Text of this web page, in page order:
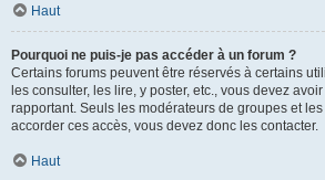
Haut
Pourquoi ne puis-je pas accéder à un forum ?
Certains forums peuvent être réservés à certains
les consulter, les lire, y poster, etc., vous devez
rapportant. Seuls les modérateurs de groupes et
accorder ces accès, vous devez donc les contacter.
Haut